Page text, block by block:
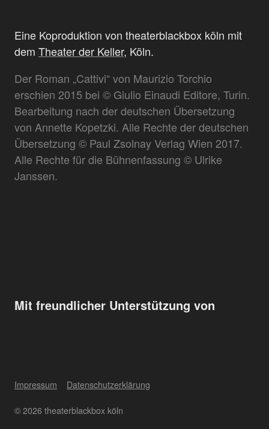
Eine Koproduktion von theaterblackbox köln mit
dem Theater der Keller, Köln.
Der Roman „Cattivi“ von Maurizio Torchio
erschien 2015 bei © Giulio Einaudi Editore, Turin.
Bearbeitung nach der deutschen Übersetzung
von Annette Kopetzki. Alle Rechte der deutschen
Übersetzung © Paul Zsolnay Verlag Wien 2017.
Alle Rechte für die Bühnenfassung © Ulrike
Janssen.
Mit freundlicher Unterstützung von
Impressum Datenschutzerklärung
© 2026 theaterblackbox köln